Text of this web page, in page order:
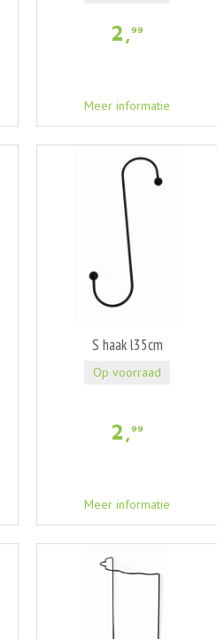
2,99
Meer informatie
S haak l35cm
2,99
Meer informatie
Op voorraad